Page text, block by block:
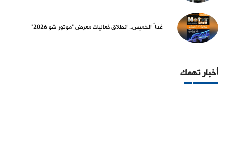
غداً الخميس.. انطلاق فعاليات معرض "موتور شو 2026"
أخبار تهمك